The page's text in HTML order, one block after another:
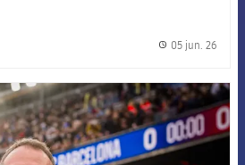
05 jun. 26
FCB Barcelona badge